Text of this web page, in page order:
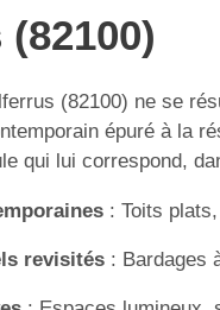
(82100) ne se
épuré à la
qui lui correspond,
: Toits plats,
revisités: Bardages